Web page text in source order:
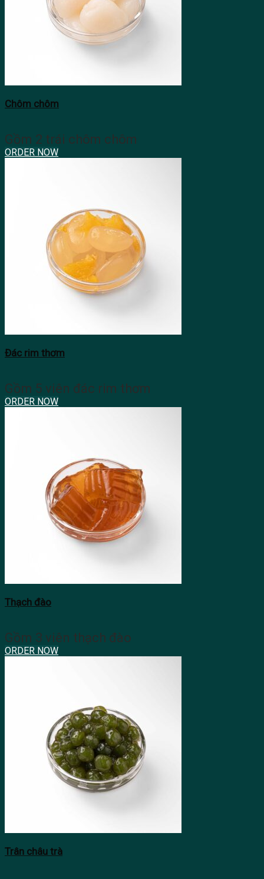
Chôm chôm
Gồm 2 trái chôm chôm
ORDER NOW
Đác rim thơm
Gồm 5 viên đác rim thơm
ORDER NOW
Thạch đào
Gồm 3 viên thạch đào
ORDER NOW
Trân châu trà